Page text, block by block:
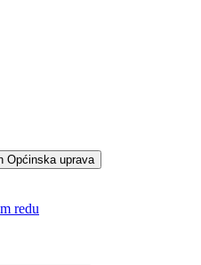
Općinska uprava
redu